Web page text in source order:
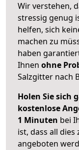
Wir verstehen,
stressig genug
helfen, sich
machen zu
haben
Ihnen ohne
Salzgitter nach
Holen Sie sich
kostenlose
1 Minuten bei
ist, dass all
angeboten